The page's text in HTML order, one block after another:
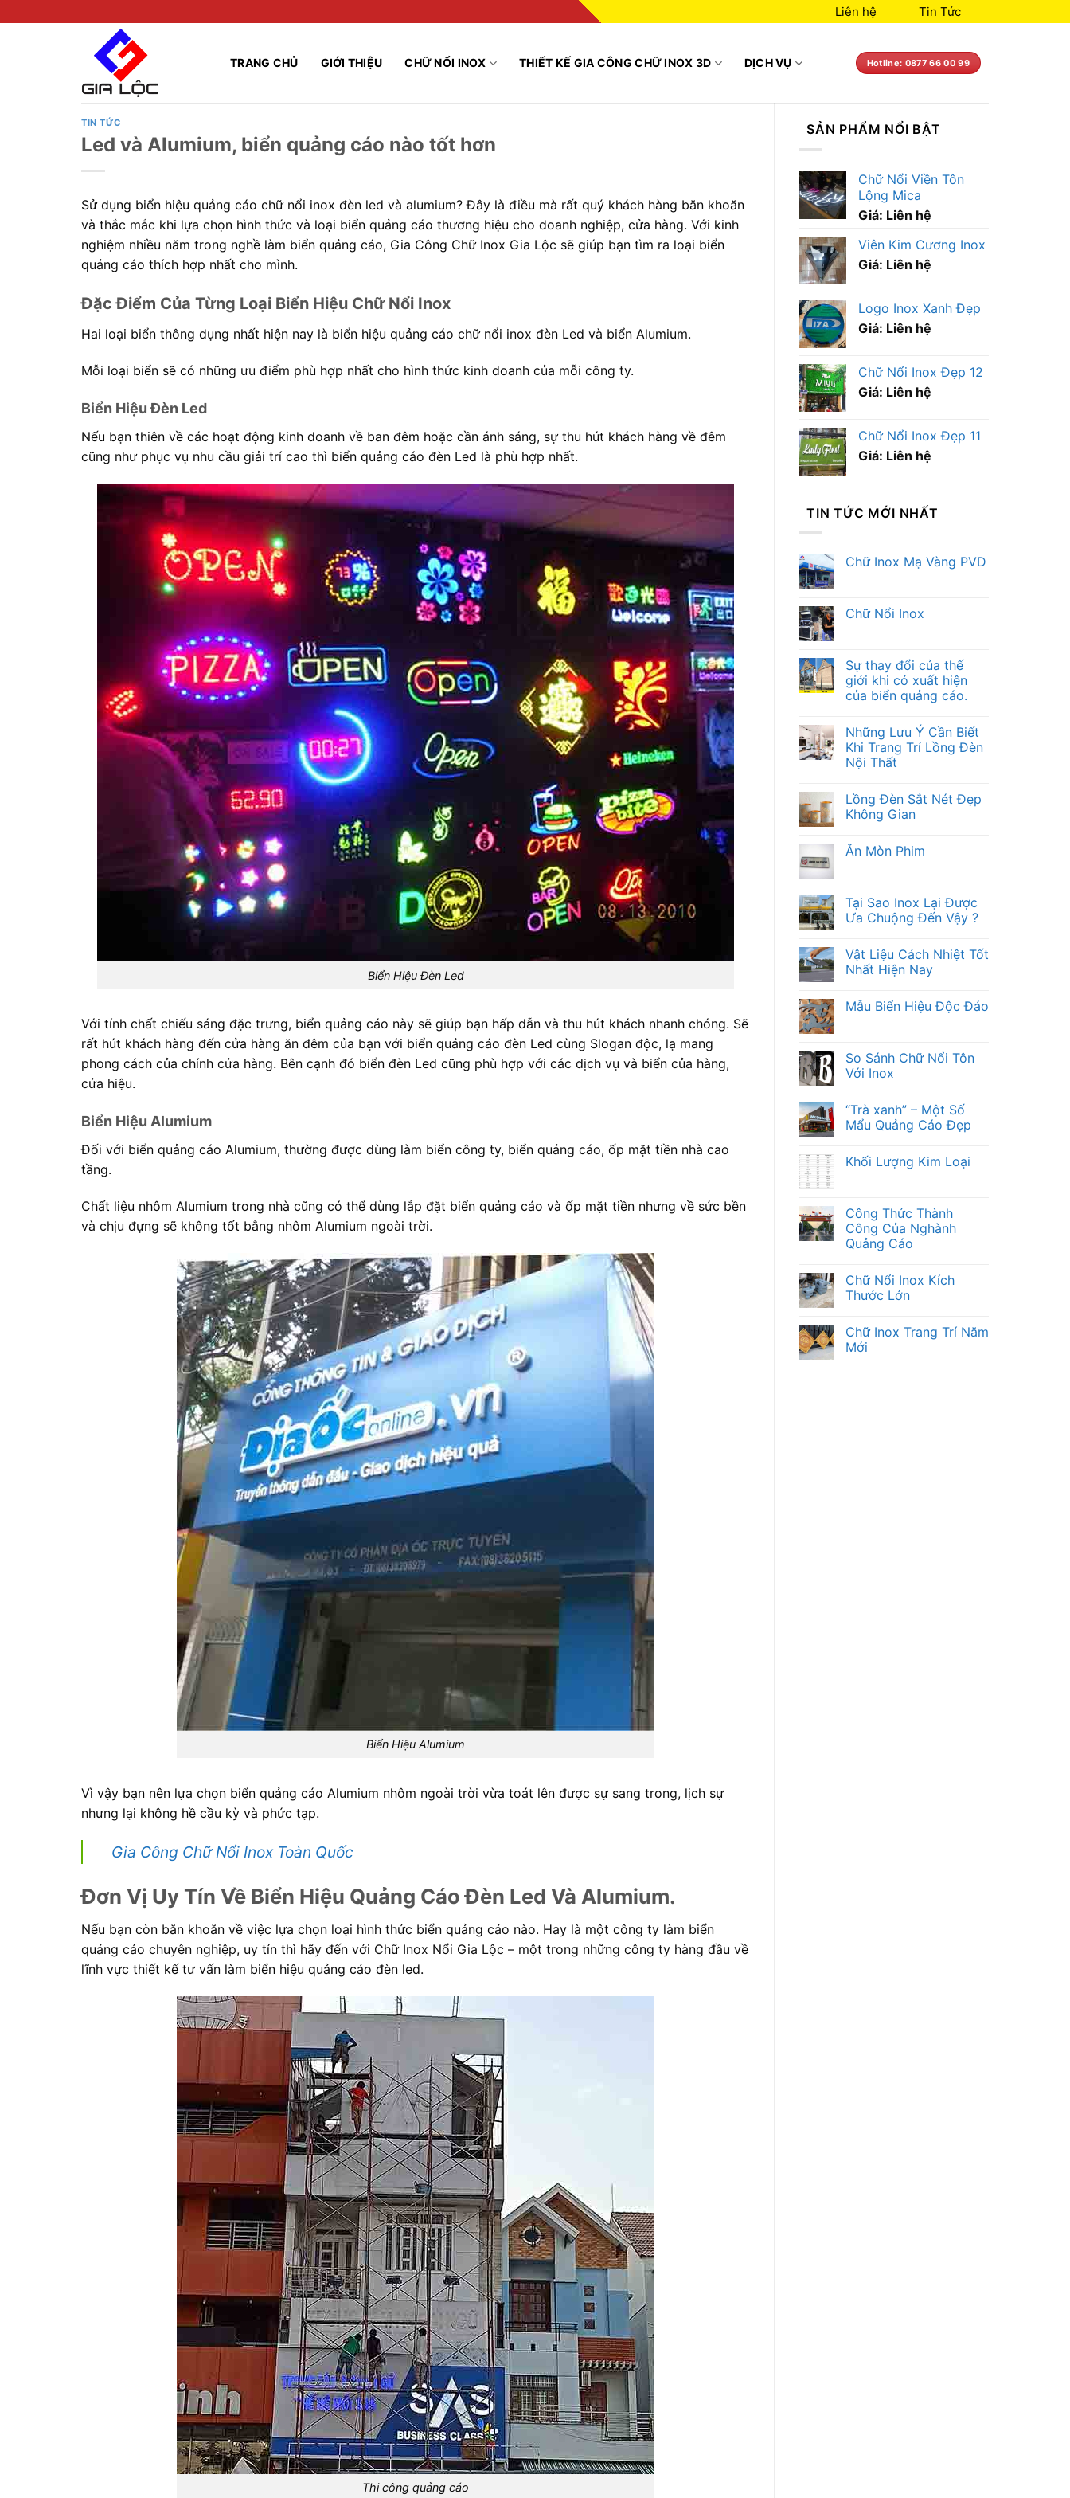
Liên hệ Tin Tức
TRANG CHỦ GIỚI THIỆU CHỮ NỔI INOX THIẾT KẾ GIA CÔNG CHỮ INOX 3D DỊCH VỤ Hotline: 0877 66 00 99
TIN TỨC
Led và Alumium, biển quảng cáo nào tốt hơn
Sử dụng biển hiệu quảng cáo chữ nổi inox đèn led và alumium? Đây là điều mà rất quý khách hàng băn khoăn
và thắc mắc khi lựa chọn hình thức và loại biển quảng cáo thương hiệu cho doanh nghiệp, cửa hàng. Với kinh
nghiệm nhiều năm trong nghề làm biển quảng cáo, Gia Công Chữ Inox Gia Lộc sẽ giúp bạn tìm ra loại biển
quảng cáo thích hợp nhất cho mình.
Đặc Điểm Của Từng Loại Biển Hiệu Chữ Nổi Inox
Hai loại biển thông dụng nhất hiện nay là biển hiệu quảng cáo chữ nổi inox đèn Led và biển Alumium.
Mỗi loại biển sẽ có những ưu điểm phù hợp nhất cho hình thức kinh doanh của mỗi công ty.
Biển Hiệu Đèn Led
Nếu bạn thiên về các hoạt động kinh doanh về ban đêm hoặc cần ánh sáng, sự thu hút khách hàng về đêm
cũng như phục vụ nhu cầu giải trí cao thì biển quảng cáo đèn Led là phù hợp nhất.
Biển Hiệu Đèn Led
Với tính chất chiếu sáng đặc trưng, biển quảng cáo này sẽ giúp bạn hấp dẫn và thu hút khách nhanh chóng. Sẽ
rất hút khách hàng đến cửa hàng ăn đêm của bạn với biển quảng cáo đèn Led cùng Slogan độc, lạ mang
phong cách của chính cửa hàng. Bên cạnh đó biển đèn Led cũng phù hợp với các dịch vụ và biển của hàng,
cửa hiệu.
Biển Hiệu Alumium
Đối với biển quảng cáo Alumium, thường được dùng làm biển công ty, biển quảng cáo, ốp mặt tiền nhà cao
tầng.
Chất liệu nhôm Alumium trong nhà cũng có thể dùng lắp đặt biển quảng cáo và ốp mặt tiền nhưng về sức bền
và chịu đựng sẽ không tốt bằng nhôm Alumium ngoài trời.
Biển Hiệu Alumium
Vì vậy bạn nên lựa chọn biển quảng cáo Alumium nhôm ngoài trời vừa toát lên được sự sang trong, lịch sự
nhưng lại không hề cầu kỳ và phức tạp.
Gia Công Chữ Nổi Inox Toàn Quốc
Đơn Vị Uy Tín Về Biển Hiệu Quảng Cáo Đèn Led Và Alumium.
Nếu bạn còn băn khoăn về việc lựa chọn loại hình thức biển quảng cáo nào. Hay là một công ty làm biển
quảng cáo chuyên nghiệp, uy tín thì hãy đến với Chữ Inox Nổi Gia Lộc – một trong những công ty hàng đầu về
lĩnh vực thiết kế tư vấn làm biển hiệu quảng cáo đèn led.
Thi công quảng cáo
SẢN PHẨM NỔI BẬT
Chữ Nổi Viền Tôn
Lộng Mica
Giá: Liên hệ
Viên Kim Cương Inox
Giá: Liên hệ
Logo Inox Xanh Đẹp
Giá: Liên hệ
Chữ Nổi Inox Đẹp 12
Giá: Liên hệ
Chữ Nổi Inox Đẹp 11
Giá: Liên hệ
TIN TỨC MỚI NHẤT
Chữ Inox Mạ Vàng PVD
Chữ Nổi Inox
Sự thay đổi của thế
giới khi có xuất hiện
của biển quảng cáo.
Những Lưu Ý Cần Biết
Khi Trang Trí Lồng Đèn
Nội Thất
Lồng Đèn Sắt Nét Đẹp
Không Gian
Ăn Mòn Phim
Tại Sao Inox Lại Được
Ưa Chuộng Đến Vậy ?
Vật Liệu Cách Nhiệt Tốt
Nhất Hiện Nay
Mẫu Biển Hiệu Độc Đáo
So Sánh Chữ Nổi Tôn
Với Inox
“Trà xanh” – Một Số
Mẩu Quảng Cáo Đẹp
Khối Lượng Kim Loại
Công Thức Thành
Công Của Nghành
Quảng Cáo
Chữ Nổi Inox Kích
Thước Lớn
Chữ Inox Trang Trí Năm
Mới